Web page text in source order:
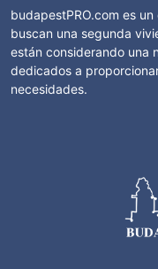
budapestPRO.com es
buscan una segunda
están considerando una
dedicados a
necesidades.